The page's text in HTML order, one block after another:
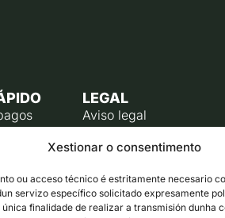
Xestionar o consentimento
ou acceso técnico é estritamente necesario
servizo específico solicitado expresamente
única finalidade de realizar a transmisión dunha
alcalde
LEGAL
Aviso legal
Política de cookies (UE)